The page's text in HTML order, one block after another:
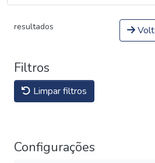
resultados
Filtros
Limpar filtros
Configurações